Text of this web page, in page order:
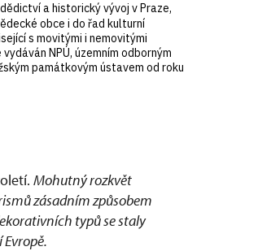
a historický vývoj v Praze,
obce i do řad kulturní
s movitými i nemovitými
NPÚ, územním odborným
památkovým ústavem od roku
Mohutný rozkvět
zásadním způsobem
typů se staly